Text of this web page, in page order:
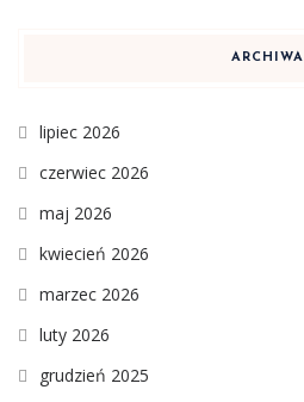
ARCHIWA
lipiec 2026
czerwiec 2026
maj 2026
kwiecień 2026
marzec 2026
luty 2026
grudzień 2025